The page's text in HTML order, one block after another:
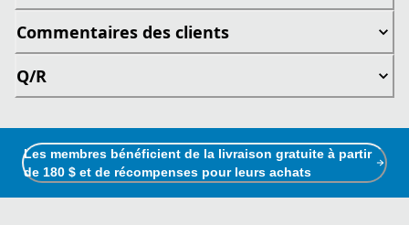
Commentaires des clients
Q/R
Les membres bénéficient de la livraison gratuite à partir
de 180 $ et de récompenses pour leurs achats